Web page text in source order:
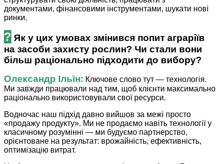
документами, фінансовими інструментами, шукати нові
ринки.
? Як у цих умовах змінився попит аграріїв
на засоби захисту рослин? Чи стали вони
більш раціонально підходити до вибору?
Олександр Ільїн: Ключове слово тут — технологія.
Ми завжди працювали над тим, щоб клієнти максимально
раціонально використовували свої ресурси.
Водночас наш підхід давно вийшов за межі просто
«продажу продукту». Ми не продаємо навіть технології у
класичному розумінні — ми будуємо партнерство,
орієнтоване на результат: врожайність, ефективність,
оптимізацію витрат.